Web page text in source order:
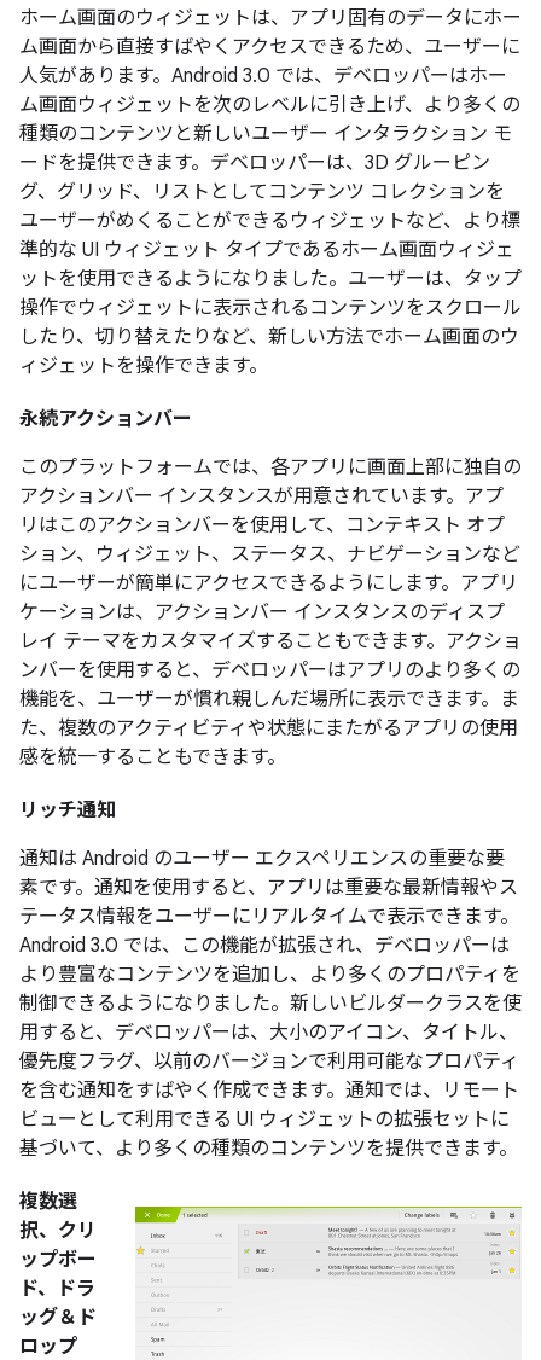
ホーム画面のウィジェットは、アプリ固有のデータにホー
ム画面から直接すばやくアクセスできるため、ユーザーに
人気があります。Android 3.0 では、デベロッパーはホー
ム画面ウィジェットを次のレベルに引き上げ、より多くの
種類のコンテンツと新しいユーザー インタラクション モ
ードを提供できます。デベロッパーは、3D グルーピン
グ、グリッド、リストとしてコンテンツ コレクションを
ユーザーがめくることができるウィジェットなど、より標
準的な UI ウィジェット タイプであるホーム画面ウィジェ
ットを使用できるようになりました。ユーザーは、タップ
操作でウィジェットに表示されるコンテンツをスクロール
したり、切り替えたりなど、新しい方法でホーム画面のウ
ィジェットを操作できます。
永続アクションバー
このプラットフォームでは、各アプリに画面上部に独自の
アクションバー インスタンスが用意されています。アプ
リはこのアクションバーを使用して、コンテキスト オプ
ション、ウィジェット、ステータス、ナビゲーションなど
にユーザーが簡単にアクセスできるようにします。アプリ
ケーションは、アクションバー インスタンスのディスプ
レイ テーマをカスタマイズすることもできます。アクショ
ンバーを使用すると、デベロッパーはアプリのより多くの
機能を、ユーザーが慣れ親しんだ場所に表示できます。ま
た、複数のアクティビティや状態にまたがるアプリの使用
感を統一することもできます。
リッチ通知
通知は Android のユーザー エクスペリエンスの重要な要
素です。通知を使用すると、アプリは重要な最新情報やス
テータス情報をユーザーにリアルタイムで表示できます。
Android 3.0 では、この機能が拡張され、デベロッパーは
より豊富なコンテンツを追加し、より多くのプロパティを
制御できるようになりました。新しいビルダークラスを使
用すると、デベロッパーは、大小のアイコン、タイトル、
優先度フラグ、以前のバージョンで利用可能なプロパティ
を含む通知をすばやく作成できます。通知では、リモート
ビューとして利用できる UI ウィジェットの拡張セットに
基づいて、より多くの種類のコンテンツを提供できます。
複数選
択、クリ
ップボー
ド、ドラ
ッグ＆ド
ロップ